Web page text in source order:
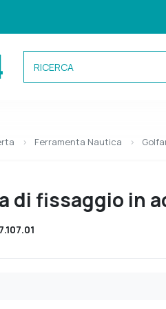
Ferramenta Nautica
di fissaggio in